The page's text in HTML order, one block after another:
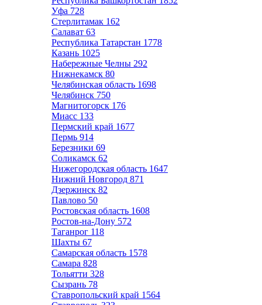
Уфа 728
Стерлитамак 162
Салават 63
Республика Татарстан 1778
Казань 1025
Набережные Челны 292
Нижнекамск 80
Челябинская область 1698
Челябинск 750
Магнитогорск 176
Миасс 133
Пермский край 1677
Пермь 914
Березники 69
Соликамск 62
Нижегородская область 1647
Нижний Новгород 871
Дзержинск 82
Павлово 50
Ростовская область 1608
Ростов-на-Дону 572
Таганрог 118
Шахты 67
Самарская область 1578
Самара 828
Тольятти 328
Сызрань 78
Ставропольский край 1564